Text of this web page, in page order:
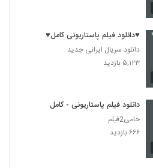
♥دانلود فیلم پاستاریونی کامل♥
دانلود سریال ایرانی جدید
۵,۱۲۳ بازدید
دانلود فیلم پاستاریونی - کامل
حامی2فیلم
۶۶۶ بازدید